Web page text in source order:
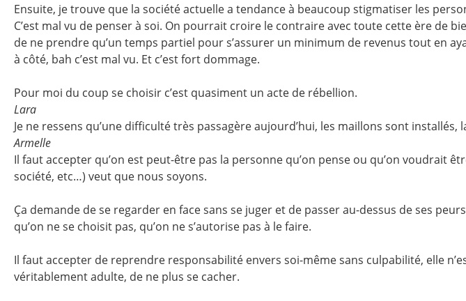
Ensuite, je trouve que la société actuelle a tendance à beaucoup stigmatiser les
C’est mal vu de penser à soi. On pourrait croire le contraire avec toute cette ère de
de ne prendre qu’un temps partiel pour s’assurer un minimum de revenus tout en
à côté, bah c’est mal vu. Et c’est fort dommage.
Pour moi du coup se choisir c’est quasiment un acte de rébellion.
Lara
Je ne ressens qu’une difficulté très passagère aujourd’hui, les maillons sont installés,
Armelle
Il faut accepter qu’on est peut-être pas la personne qu’on pense ou qu’on voudrait
société, etc…) veut que nous soyons.
Ça demande de se regarder en face sans se juger et de passer au-dessus de ses
qu’on ne se choisit pas, qu’on ne s’autorise pas à le faire.
Il faut accepter de reprendre responsabilité envers soi-même sans culpabilité, elle
véritablement adulte, de ne plus se cacher.